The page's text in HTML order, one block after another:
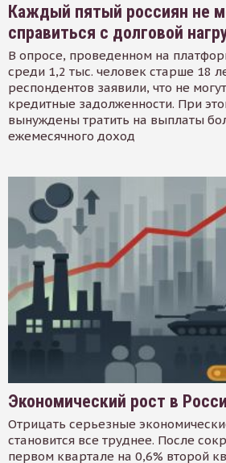
Каждый пятый россиян не
справиться с долговой
В опросе, проведенном на
среди 1,2 тыс. человек старше 18
респондентов заявили, что не
кредитные задолженности. При
вынуждены тратить на выплаты
ежемесячного доход
Экономический рост в
Отрицать серьезные
становится все труднее. После
первом квартале на 0,6% второй